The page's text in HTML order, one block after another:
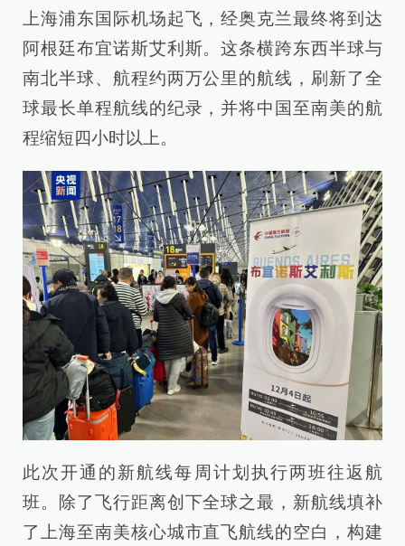
上海浦东国际机场起飞，经奥克兰最终将到达
阿根廷布宜诺斯艾利斯。这条横跨东西半球与
南北半球、航程约两万公里的航线，刷新了全
球最长单程航线的纪录，并将中国至南美的航
程缩短四小时以上。
此次开通的新航线每周计划执行两班往返航
班。除了飞行距离创下全球之最，新航线填补
了上海至南美核心城市直飞航线的空白，构建